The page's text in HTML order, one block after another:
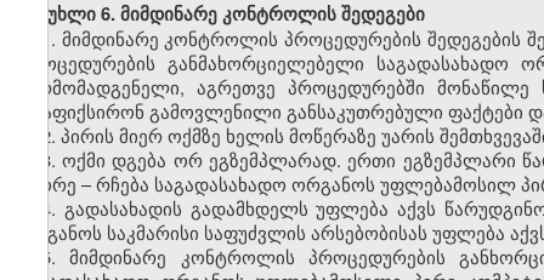
მუხლი6. მიმდინარეკონტროლისშედეგები
1. მიმდინარე კონტროლის პროცედურების შედეგების
პროცედურების განმახორციელებელი საგადასახადო
წარმომადგენელი,აგრეთვე პროცედურებში მონაწილე
დააფიქსირონ გამოვლენილი განსაკუთრებული ფაქტები
2. პირის მიერ ოქმზე ხელის მოწერაზე უარის
3.ოქმი დგება ორ ეგზემპლარად. ერთი ეგზემპლარი
მეორე – რჩება საგადასახადო ორგანოს უფლებამოსილ
4. გადასახადის გადამხდელს უფლება აქვს
ორგანოს საკმარისი საფუძვლის არსებობისას უფლება
5.მიმდინარე კონტროლის პროცედურების